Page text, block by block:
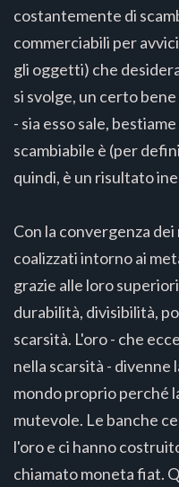
costantemente di
commerciabili per
gli oggetti) che
si svolge, un certo
- sia esso sale,
scambiabile è (per
quindi, è un risultato
Con la convergenza
coalizzati intorno ai
grazie alle loro
durabilità, divisibilità,
scarsità. L'oro - che
nella scarsità - divenne
mondo proprio perché
mutevole. Le banche
l'oro e ci hanno
chiamato moneta fiat.